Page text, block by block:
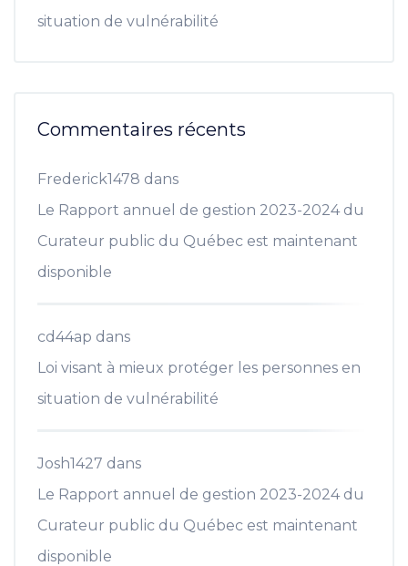
situation de vulnérabilité
Commentaires récents
Frederick1478 dans
Le Rapport annuel de gestion 2023-2024 du
Curateur public du Québec est maintenant
disponible
cd44ap dans
Loi visant à mieux protéger les personnes en
situation de vulnérabilité
Josh1427 dans
Le Rapport annuel de gestion 2023-2024 du
Curateur public du Québec est maintenant
disponible